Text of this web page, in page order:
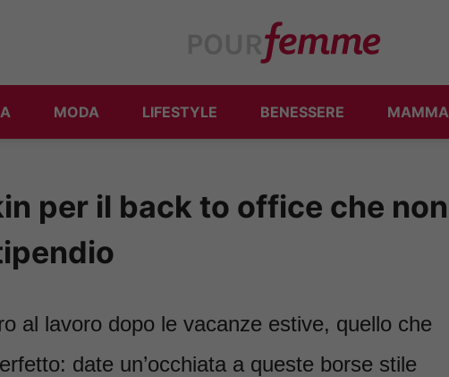
MODA LIFESTYLE BENESSERE MAMMA
per il back to office che non
al lavoro dopo le vacanze estive, quello che
date un’occhiata a queste borse stile